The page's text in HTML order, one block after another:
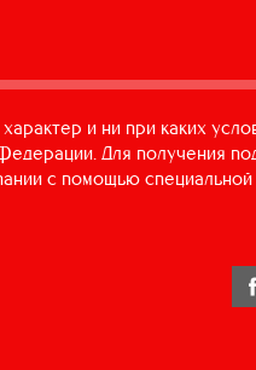
и ни при каких
Для получения
с помощью